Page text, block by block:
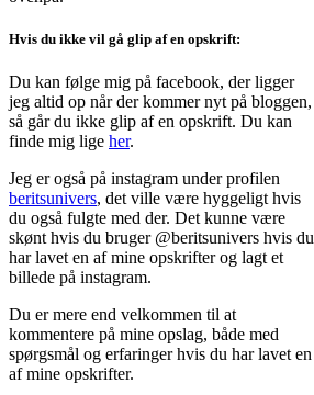
Hvis du ikke vil gå glip af en opskrift:
Du kan følge mig på facebook, der ligger
jeg altid op når der kommer nyt på bloggen,
så går du ikke glip af en opskrift. Du kan
finde mig lige her.
Jeg er også på instagram under profilen
beritsunivers, det ville være hyggeligt hvis
du også fulgte med der. Det kunne være
skønt hvis du bruger @beritsunivers hvis du
har lavet en af mine opskrifter og lagt et
billede på instagram.
Du er mere end velkommen til at
kommentere på mine opslag, både med
spørgsmål og erfaringer hvis du har lavet en
af mine opskrifter.